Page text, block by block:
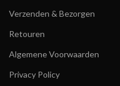
Verzenden & Bezorgen
Retouren
Algemene Voorwaarden
Privacy Policy